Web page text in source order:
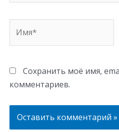
Сохранить моё имя,
комментариев.